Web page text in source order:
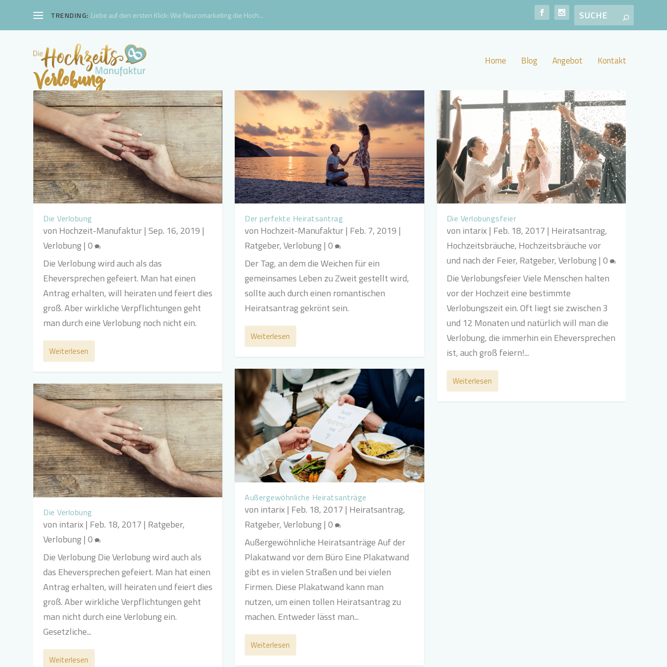
TRENDING: Liebe auf den ersten Klick: Wie Neuromarketing die Hoch...
Home Blog Angebot Kontakt
Verlobung
Die Verlobung
von Hochzeit-Manufaktur|Sep. 16, 2019 |
Verlobung|0
Die Verlobung wird auch als das
Eheversprechen gefeiert. Man hat einen
Antrag erhalten, will heiraten und feiert dies
groß. Aber wirkliche Verpflichtungen geht
man durch eine Verlobung noch nicht ein.
Weiterlesen
Die Verlobung
von intarix| Feb. 18, 2017 | Ratgeber,
Verlobung|0
Die Verlobung Die Verlobung wird auch als
das Eheversprechen gefeiert. Man hat einen
Antrag erhalten, will heiraten und feiert dies
groß. Aber wirkliche Verpflichtungen geht
man nicht durch eine Verlobung ein.
Gesetzliche...
Weiterlesen
Der perfekte Heiratsantrag
von Hochzeit-Manufaktur| Feb. 7, 2019 |
Ratgeber,Verlobung|0
Der Tag, an dem die Weichen für ein
gemeinsames Leben zu Zweit gestellt wird,
sollte auch durch einen romantischen
Heiratsantrag gekrönt sein.
Weiterlesen
Außergewöhnliche Heiratsanträge
von intarix| Feb. 18, 2017 | Heiratsantrag,
Ratgeber,Verlobung|0
Außergewöhnliche Heiratsanträge Auf der
Plakatwand vor dem Büro Eine Plakatwand
gibt es in vielen Straßen und bei vielen
Firmen. Diese Plakatwand kann man
nutzen, um einen tollen Heiratsantrag zu
machen. Entweder lässt man...
Weiterlesen
Die Verlobungsfeier
von intarix| Feb. 18, 2017 | Heiratsantrag,
Hochzeitsbräuche, Hochzeitsbräuche vor
und nach der Feier, Ratgeber,Verlobung| 0
Die Verlobungsfeier Viele Menschen halten
vor der Hochzeit eine bestimmte
Verlobungszeit ein. Oft liegt sie zwischen 3
und 12 Monaten und natürlich will man die
Verlobung, die immerhin ein Eheversprechen
ist, auch groß feiern!...
Weiterlesen